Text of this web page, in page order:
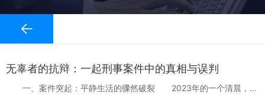
无辜者的抗辩：一起刑事案件中的真相与误判
一、案件突起：平静生活的骤然破裂 2023年的一个清晨，林